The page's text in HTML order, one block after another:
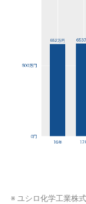
※ ユシロ化学工業株